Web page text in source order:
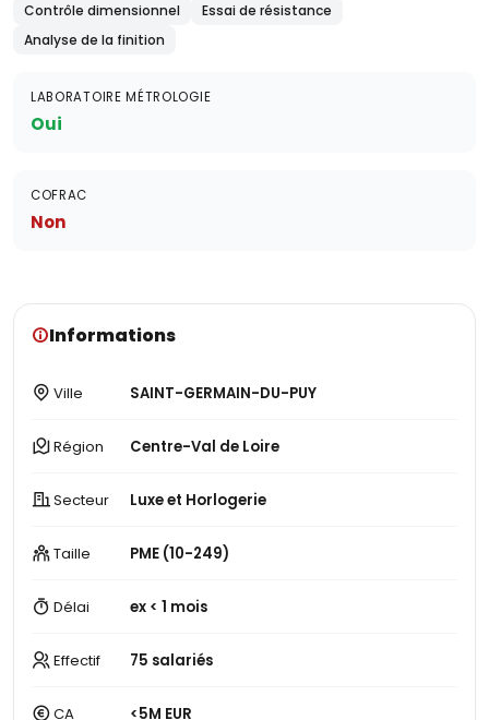
Contrôle dimensionnel
Essai de résistance
Analyse de la finition
LABORATOIRE MÉTROLOGIE
Oui
COFRAC
Non
Informations
Ville SAINT-GERMAIN-DU-PUY
Région Centre-Val de Loire
Secteur Luxe et Horlogerie
Taille PME (10-249)
Délai ex < 1 mois
Effectif 75 salariés
CA <5M EUR